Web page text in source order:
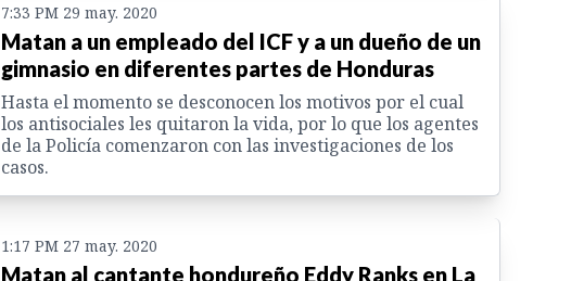
7:33 PM 29 may. 2020
Matan a un empleado del ICF y a un dueño de un
gimnasio en diferentes partes de Honduras
Hasta el momento se desconocen los motivos por el cual
los antisociales les quitaron la vida, por lo que los agentes
de la Policía comenzaron con las investigaciones de los
casos.
1:17 PM 27 may. 2020
Matan al cantante hondureño Eddy Ranks en La